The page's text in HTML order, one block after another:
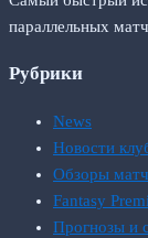
параллельных
Рубрики
News
Новости
Обзоры
Fantasy
Прогнозы и